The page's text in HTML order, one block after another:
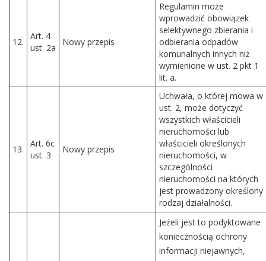
12.
Art. 4
ust. 2a
Nowy przepis
Regulamin może
wprowadzić obowiązek
selektywnego zbierania i
odbierania odpadów
komunalnych innych niż
wymienione w ust. 2 pkt 1
lit. a.
13.
Art. 6c
ust. 3
Nowy przepis
Uchwała, o której mowa w
ust. 2, może dotyczyć
wszystkich właścicieli
nieruchomości lub
właścicieli określonych
nieruchomości, w
szczególności
nieruchomości na których
jest prowadzony określony
rodzaj działalności.
Jeżeli jest to podyktowane
koniecznością ochrony
informacji niejawnych,